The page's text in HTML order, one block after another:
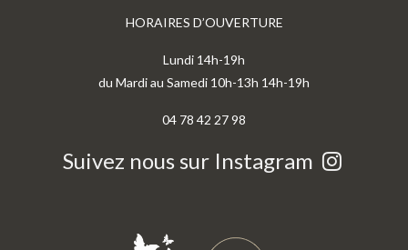
HORAIRES D’OUVERTURE
Lundi 14h-19h
du Mardi au Samedi 10h-13h 14h-19h
04 78 42 27 98
Suivez nous sur Instagram